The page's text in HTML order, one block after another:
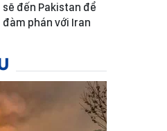
sẽ đến Pakistan để
đàm phán với Iran